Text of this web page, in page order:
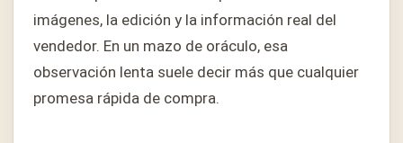
imágenes, la edición y la información real del
vendedor. En un mazo de oráculo, esa
observación lenta suele decir más que cualquier
promesa rápida de compra.